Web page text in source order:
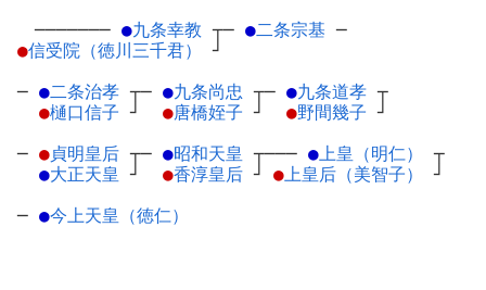
─────── ●九条幸教 ┬
●信受院（徳川三千君） ┘
─ ●二条宗基 ─
─ ●二条治孝 ┬
●樋口信子 ┘
─ ●九条尚忠 ┬
●唐橋姪子 ┘
─ ●九条道孝 ┬
●野間幾子 ┘
─ ●貞明皇后 ┬
●大正天皇 ┘
─ ●昭和天皇 ┬
●香淳皇后 ┘
─── ●上皇（明仁）
┬
●上皇后（美智子） ┘
─ ●今上天皇（徳仁）